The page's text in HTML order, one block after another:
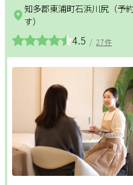
よくある質問
プライバシーポリシー
サイト
運営会社
お知
掲載店様
掲載のご案内
掲載の
掲載店様ログイン
4.5 / 27件
知多郡東浦町石浜川尻（予
す）
整体 アロ
ダイエット
更年期
ヘッドケア 足
フェムケア フェ
ホワイトニング オー